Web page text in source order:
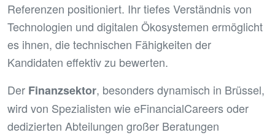
Referenzen positioniert. Ihr tiefes Verständnis von
Technologien und digitalen Ökosystemen ermöglicht
es ihnen, die technischen Fähigkeiten der
Kandidaten effektiv zu bewerten.
Der Finanzsektor, besonders dynamisch in Brüssel,
wird von Spezialisten wie eFinancialCareers oder
dedizierten Abteilungen großer Beratungen